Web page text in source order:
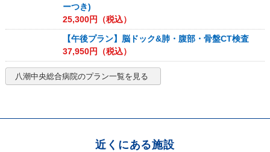
ーつき)
25,300円（税込）
【午後プラン】脳ドック&肺・腹部・骨盤CT検査
37,950円（税込）
八潮中央総合病院のプラン一覧を見る
近くにある施設